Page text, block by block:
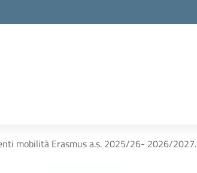
mobilità Erasmus a.s. 2025/26- 2026/2027.